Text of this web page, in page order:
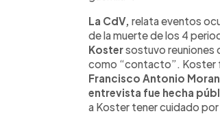
La CdV, relata eventos
de la muerte de los 4
Kostersostuvo reuniones
como “contacto”. Koster
Francisco Antonio Moran
entrevista fue hecha
a Koster tener cuidado